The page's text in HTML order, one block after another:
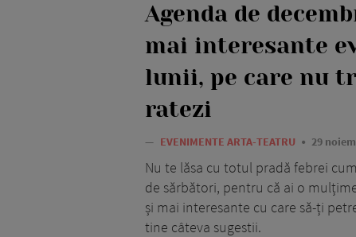
Agenda de
mai interesante
lunii, pe care nu
ratezi
— EVENIMENTE ARTA-TEATRU 29
Nu te lăsa cu totul pradă febrei
de sărbători, pentru că ai o
și mai interesante cu care să-ți
tine câteva sugestii.